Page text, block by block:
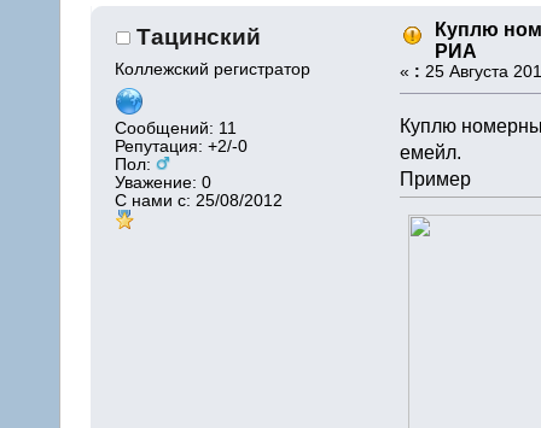
Тацинский
Коллежский регистратор
Сообщений: 11
Репутация: +2/-0
Пол:
Уважение:0
С нами с: 25/08/2012
Куплю
РИА
« : 25 Августа
Куплю
емейл.
Пример